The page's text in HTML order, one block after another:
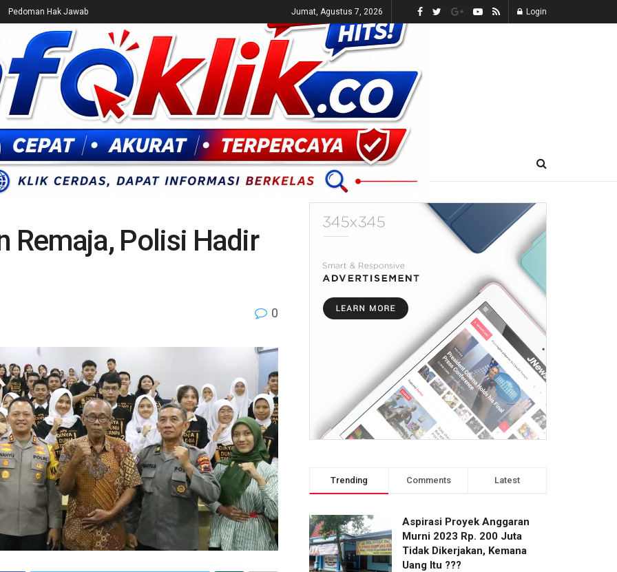
Pedoman Hak Jawab Jumat, Agustus 7, 2026 Login
CEK FAKTA ENTERTAINMENT BREAKING NEWS UMUM E-KORAN LIVE TV
Remaja, Polisi Hadir
0
Trending Comments Latest
Aspirasi Proyek Anggaran
Murni 2023 Rp. 200 Juta
Tidak Dikerjakan, Kemana
Uang Itu ???